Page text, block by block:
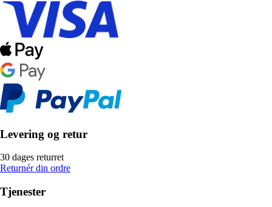
Levering og retur
30 dages returret
Returnér din ordre
Tjenester